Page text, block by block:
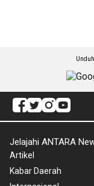
Jelajahi ANTARA
Artikel
Kabar Daerah